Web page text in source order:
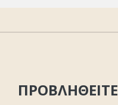
ΠΡΟΒΛΗΘΕΙΤΕ